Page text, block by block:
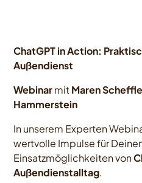
ChatGPT in Action:
Außendienst
WebinarmitMaren
Hammerstein
In unserem Experten
wertvolle Impulse für
Einsatzmöglichkeiten von
Außendienstalltag.